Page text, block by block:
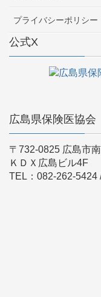
プライバシーポリシー
公式X
広島県保険医協会
〒732-0825 広島市
ＫＤＸ広島ビル4F
TEL：082-262-5424